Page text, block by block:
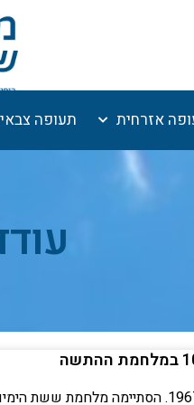
אזרחית תעופה
ספטמבר 1967. הסתיימה מלחמת ששת
עמודעמוד